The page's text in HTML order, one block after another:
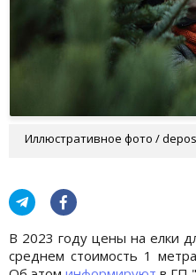
Иллюстративное фото /
В 2023 году цены на елки
среднем стоимость 1